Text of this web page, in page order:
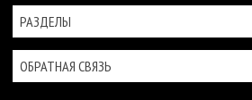
РАЗДЕЛЫ
ОБРАТНАЯ СВЯЗЬ